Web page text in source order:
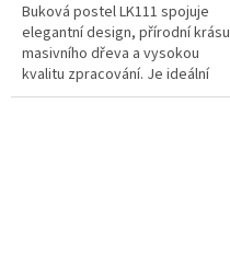
Buková postel LK111 spojuje
elegantní design, přírodní krásu
masivního dřeva a vysokou
kvalitu zpracování. Je ideální
volbou pro moderní ložnice,